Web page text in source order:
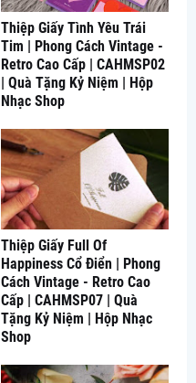
Thiệp Giấy Tình Yêu Trái
Tim | Phong Cách Vintage -
Retro Cao Cấp | CAHMSP02
| Quà Tặng Kỷ Niệm | Hộp
Nhạc Shop
Thiệp Giấy Full Of
Happiness Cổ Điển | Phong
Cách Vintage - Retro Cao
Cấp | CAHMSP07 | Quà
Tặng Kỷ Niệm | Hộp Nhạc
Shop